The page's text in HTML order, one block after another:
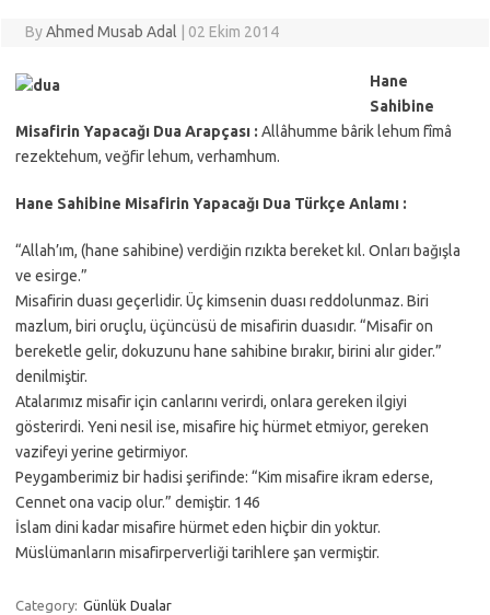
ByAhmed Musab Adal 02 Ekim 2014
Hane
Sahibine
Misafirin Yapacağı Dua Arapçası : Allâhumme bârik lehum fîmâ
rezektehum, veğfir lehum, verhamhum.
Hane Sahibine Misafirin Yapacağı Dua Türkçe Anlamı :
“Allah’ım, (hane sahibine) verdiğin rızıkta bereket kıl. Onları bağışla
ve esirge.”
Misafirin duası geçerlidir. Üç kimsenin duası reddolunmaz. Biri
mazlum, biri oruçlu, üçüncüsü de misafirin duasıdır. “Misafir on
bereketle gelir, dokuzunu hane sahibine bırakır, birini alır gider.”
denilmiştir.
Atalarımız misafir için canlarını verirdi, onlara gereken ilgiyi
gösterirdi. Yeni nesil ise, misafire hiç hürmet etmiyor, gereken
vazifeyi yerine getirmiyor.
Peygamberimiz bir hadisi şerifinde: “Kim misafire ikram ederse,
Cennet ona vacip olur.” demiştir. 146
İslam dini kadar misafire hürmet eden hiçbir din yoktur.
Müslümanların misafirperverliği tarihlere şan vermiştir.
Category: Günlük Dualar